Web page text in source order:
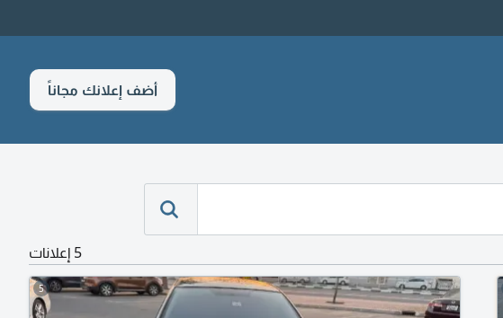
أضف إعلانك مجاناً
5 إعلانات
5